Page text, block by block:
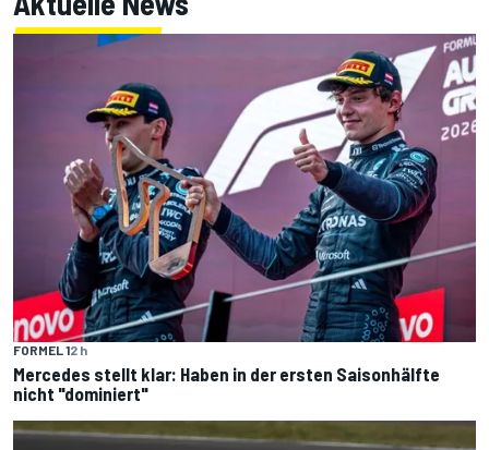
FORMEL 12 h
Mercedes stellt klar: Haben in der ersten Saisonhälfte
nicht "dominiert"